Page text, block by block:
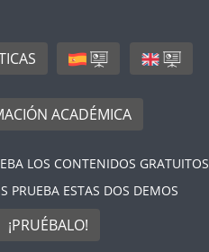
ACADÉMICA
LOS CONTENIDOS GRATUITOS
PRUEBA ESTAS DOS DEMOS
¡PRUÉBALO!